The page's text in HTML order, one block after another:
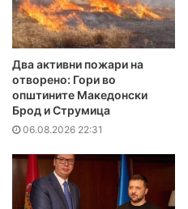
Два активни пожари на
отворено: Гори во
општините Македонски
Брод и Струмица
06.08.2026 22:31